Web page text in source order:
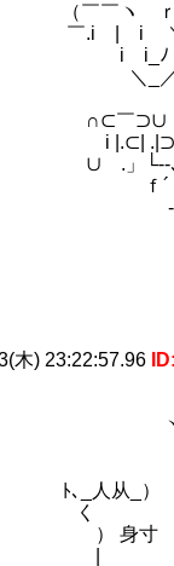
/ ､
'joﾟ
ｲ ＼
；
／´⌒
ノ ｀
木) 23:22:57.96
至 ﾅ
ニ=- /
.| ／